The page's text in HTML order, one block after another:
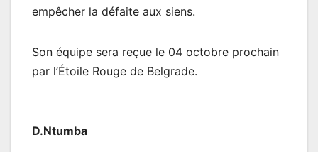
empêcher la défaite aux siens.
Son équipe sera reçue le 04 octobre prochain
par l’Étoile Rouge de Belgrade.
D.Ntumba